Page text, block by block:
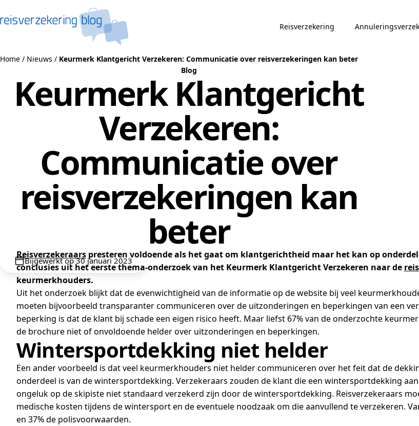
Reisverzekering
Home / Nieuws / Keurmerk Klantgericht Verzekeren: Communicatie over reisverzekeringen kan beter
Blog
Keurmerk Klantgericht
Verzekeren:
Communicatie over
reisverzekeringen kan
beter
Bijgewerkt op 30 januari 2023
Reisverzekeraars presteren voldoende als het gaat om klantgerichtheid maar het kan op
conclusies uit het eerste thema-onderzoek van het Keurmerk Klantgericht Verzekeren naar de
keurmerkhouders.
Uit het onderzoek blijkt dat de evenwichtigheid van de informatie op de website bij veel
moeten bijvoorbeeld transparanter communiceren over de uitzonderingen en beperkingen van een
beperking is dat de klant bij schade een eigen risico heeft. Maar liefst 67% van de onderzochte
de brochure niet of onvoldoende helder over uitzonderingen en beperkingen.
Wintersportdekking niet helder
Een ander voorbeeld is dat veel keurmerkhouders niet helder communiceren over het feit dat de
onderdeel is van de wintersportdekking. Verzekeraars zouden de klant die een wintersportdekking
ongeluk op de skipiste niet standaard verzekerd zijn door de wintersportdekking. Reisverzekeraars
medische kosten tijdens de wintersport en de eventuele noodzaak om die aanvullend te verzekeren.
en 37% de polisvoorwaarden.